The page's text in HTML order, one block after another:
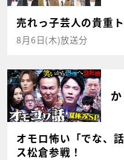
売れっ子芸人の貴重
8月6日(木)放送分
オモロ怖い「でな、
ス松倉参戦！